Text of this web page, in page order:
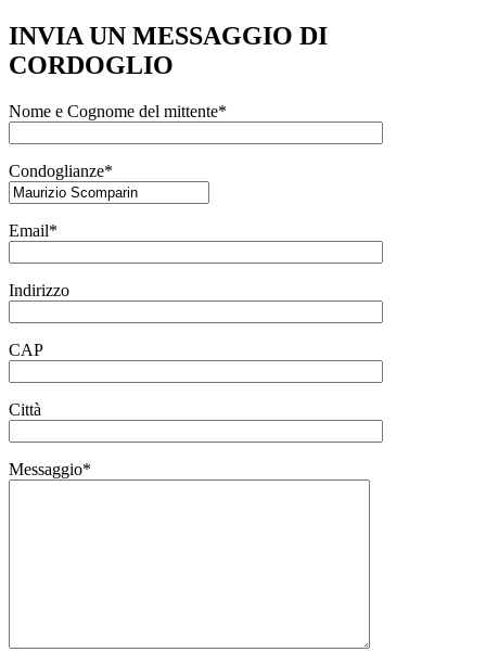
INVIA UN MESSAGGIO DI
CORDOGLIO
Nome e Cognome del mittente*
Condoglianze*
Email*
Indirizzo
CAP
Città
Messaggio*